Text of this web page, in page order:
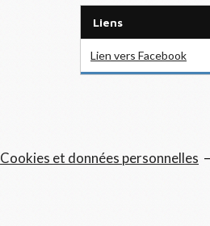
Liens
Lien vers Facebook
Cookies et données personnelles